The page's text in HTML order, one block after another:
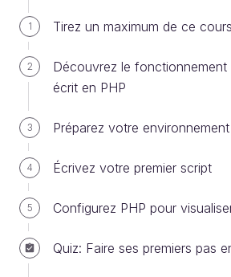
1 Tirez un maximum de ce cours
2
Découvrez le fonctionnement
écrit en PHP
3 Préparez votre
4 Écrivez votre premier script
5 Configurez PHP pour
Quiz: Faire ses premiers pas